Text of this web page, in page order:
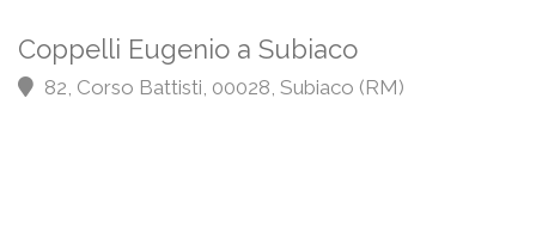
Coppelli Eugenio a Subiaco
82, Corso Battisti, 00028, Subiaco (RM)